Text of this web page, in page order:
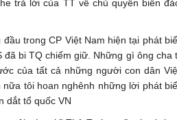
trả lời của TT về chủ quyền biển
trong CP Việt Nam hiện tại phát
bi TQ chiếm giữ. Những gì ông cha
của tất cả những người con dân
tôi hoan nghênh những lời phát
dắt tổ quốc VN